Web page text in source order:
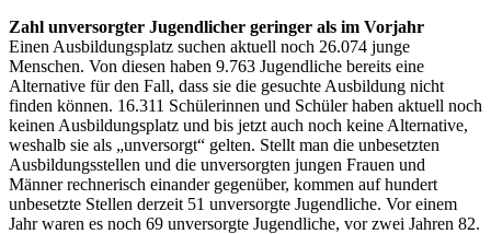
Zahl unversorgter Jugendlicher geringer als im Vorjahr
Einen Ausbildungsplatz suchen aktuell noch 26.074 junge
Menschen. Von diesen haben 9.763 Jugendliche bereits eine
Alternative für den Fall, dass sie die gesuchte Ausbildung nicht
finden können. 16.311 Schülerinnen und Schüler haben aktuell noch
keinen Ausbildungsplatz und bis jetzt auch noch keine Alternative,
weshalb sie als „unversorgt“ gelten. Stellt man die unbesetzten
Ausbildungsstellen und die unversorgten jungen Frauen und
Männer rechnerisch einander gegenüber, kommen auf hundert
unbesetzte Stellen derzeit 51 unversorgte Jugendliche. Vor einem
Jahr waren es noch 69 unversorgte Jugendliche, vor zwei Jahren 82.